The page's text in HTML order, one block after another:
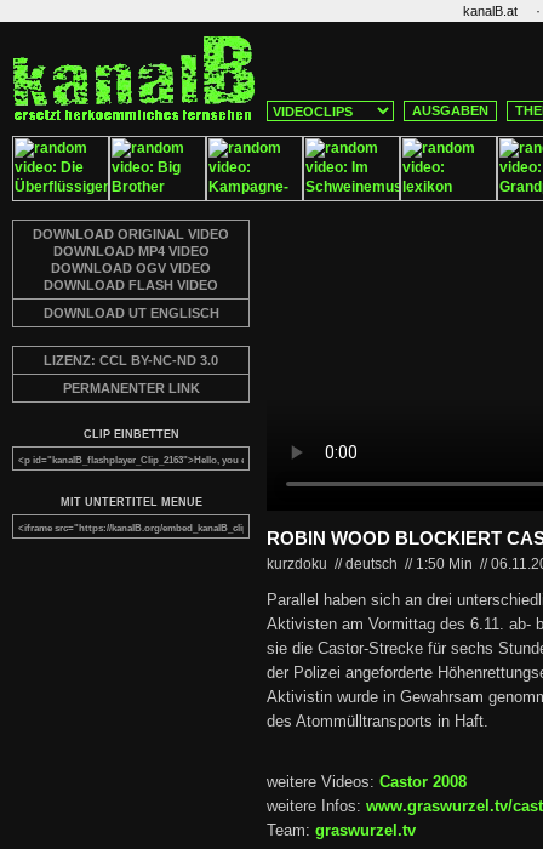
kanalB.at ·
AUSGABEN
DOWNLOAD ORIGINAL VIDEO
DOWNLOAD MP4 VIDEO
DOWNLOAD OGV VIDEO
DOWNLOAD FLASH VIDEO
DOWNLOAD UT ENGLISCH
LIZENZ: CCL BY-NC-ND 3.0
PERMANENTER LINK
CLIP EINBETTEN
MIT UNTERTITEL MENUE
ROBIN WOOD BLOCKIERT
kurzdoku // deutsch // 1:50 Min //
Parallel haben sich an drei
Aktivisten am Vormittag des 6.11. ab-
sie die Castor-Strecke für sechs
der Polizei angeforderte
Aktivistin wurde in Gewahrsam
des Atommülltransports in Haft.
weitere Videos: Castor 2008
weitere Infos: www.graswurzel.tv/
Team: graswurzel.tv